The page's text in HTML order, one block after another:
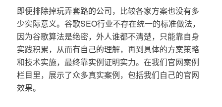
即便排除掉玩弄套路的公司，比较各家方案也没有多
少实际意义。谷歌SEO行业不存在统一的标准做法，
因为谷歌算法是绝密，外人谁都不清楚，只能靠自身
实践积累，从而有自己的理解，再到具体的方案策略
和技术实施，最终靠实例证明实力。在我们官网案例
栏目里，展示了众多真实案例，包括我们自己的官网
效果。